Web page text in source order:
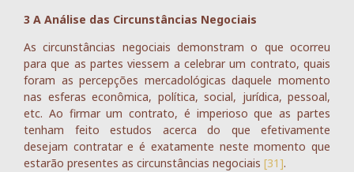
3 A Análise das Circunstâncias Negociais
As circunstâncias negociais demonstram o que ocorreu
para que as partes viessem a celebrar um contrato, quais
foram as percepções mercadológicas daquele momento
nas esferas econômica, política, social, jurídica, pessoal,
etc. Ao firmar um contrato, é imperioso que as partes
tenham feito estudos acerca do que efetivamente
desejam contratar e é exatamente neste momento que
estarão presentes as circunstâncias negociais [31].